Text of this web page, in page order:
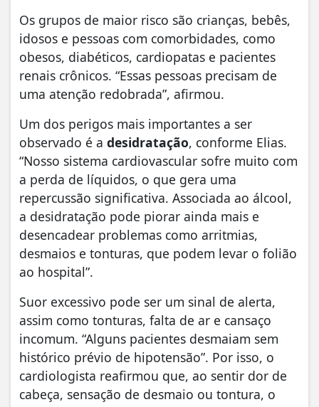
Os grupos de maior risco são crianças, bebês,
idosos e pessoas com comorbidades, como
obesos, diabéticos, cardiopatas e pacientes
renais crônicos. “Essas pessoas precisam de
uma atenção redobrada”, afirmou.
Um dos perigos mais importantes a ser
observado é a desidratação, conforme Elias.
“Nosso sistema cardiovascular sofre muito com
a perda de líquidos, o que gera uma
repercussão significativa. Associada ao álcool,
a desidratação pode piorar ainda mais e
desencadear problemas como arritmias,
desmaios e tonturas, que podem levar o folião
ao hospital”.
Suor excessivo pode ser um sinal de alerta,
assim como tonturas, falta de ar e cansaço
incomum. “Alguns pacientes desmaiam sem
histórico prévio de hipotensão”. Por isso, o
cardiologista reafirmou que, ao sentir dor de
cabeça, sensação de desmaio ou tontura, o